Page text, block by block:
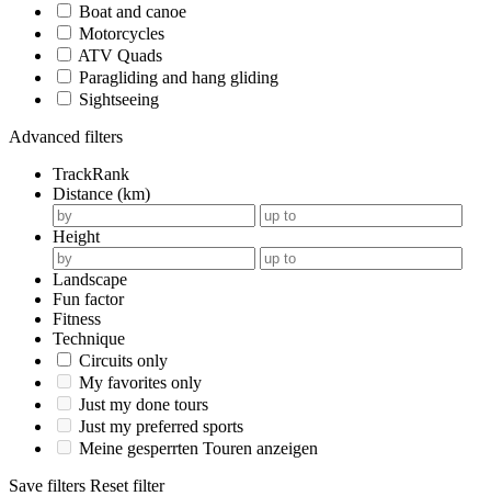
Boat and canoe
Motorcycles
ATV Quads
Paragliding and hang gliding
Sightseeing
Advanced filters
TrackRank
Distance (km)
Height
Landscape
Fun factor
Fitness
Technique
Circuits only
My favorites only
Just my done tours
Just my preferred sports
Meine gesperrten Touren anzeigen
Save filters Reset filter